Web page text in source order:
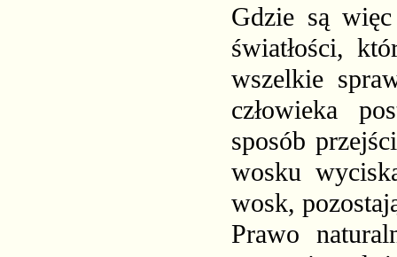
Gdzie są
światłości,
wszelkie
człowieka
sposób
wosku
wosk,
Prawo